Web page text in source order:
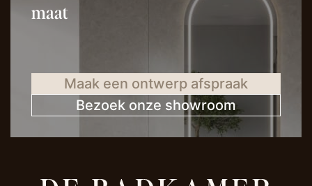
maat
Maak een ontwerp afspraak
Bezoek onze showroom